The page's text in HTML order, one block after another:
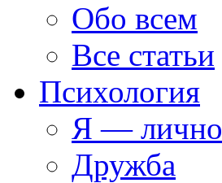
Обо всем
Все статьи
Психология
Я —
Дружба